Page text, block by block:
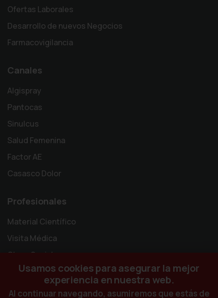
Ofertas Laborales
Desarrollo de nuevos Negocios
Farmacovigilancia
Canales
Algispray
Pantocas
Sinulcus
Salud Femenina
Factor AE
Casasco Dolor
Profesionales
Material Científico
Visita Médica
Obras Sociales
Usamos cookies para asegurar la mejor
experiencia en nuestra web.
Al continuar navegando, asumiremos que estás de